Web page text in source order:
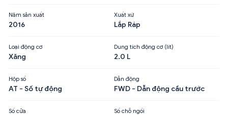
Năm sản xuất
2016
Xuất xứ
Lắp Ráp
Loại động cơ
Xăng
Dung tích động cơ (lít)
2.0 L
Hộp số
AT - Số tự động
Dẫn động
FWD - Dẫn động cầu trước
Số cửa Số chỗ ngồi